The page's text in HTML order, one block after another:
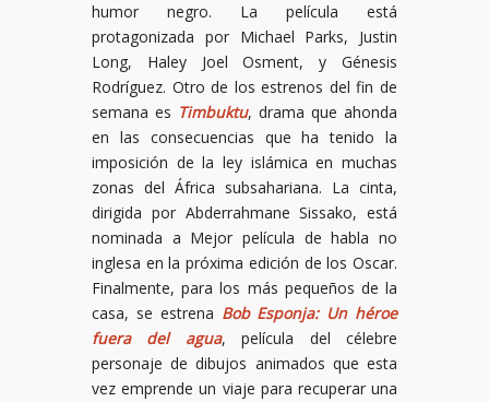
humor negro. La película está
protagonizada por Michael Parks, Justin
Long, Haley Joel Osment, y Génesis
Rodríguez. Otro de los estrenos del fin de
semana es Timbuktu, drama que ahonda
en las consecuencias que ha tenido la
imposición de la ley islámica en muchas
zonas del África subsahariana. La cinta,
dirigida por Abderrahmane Sissako, está
nominada a Mejor película de habla no
inglesa en la próxima edición de los Oscar.
Finalmente, para los más pequeños de la
casa, se estrena Bob Esponja: Un héroe
fuera del agua, película del célebre
personaje de dibujos animados que esta
vez emprende un viaje para recuperar una